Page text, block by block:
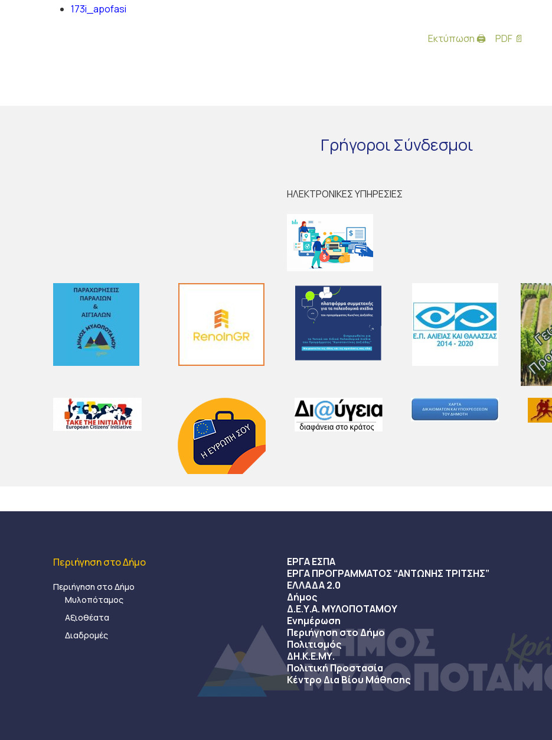
173i_apofasi
Εκτύπωση 🖨 PDF 📄
ΓρήγοροιΣύνδεσμοι
ΗΛΕΚΤΡΟΝΙΚΕΣ ΥΠΗΡΕΣΙΕΣ
Περιήγηση στο Δήμο
Περιήγηση στο Δήμο
Μυλοπόταμος
Αξιοθέατα
Διαδρομές
ΕΡΓΑ ΕΣΠΑ
ΕΡΓΑ ΠΡΟΓΡΑΜΜΑΤΟΣ “ΑΝΤΩΝΗΣ ΤΡΙΤΣΗΣ”
ΕΛΛΑΔΑ 2.0
Δήμος
Δ.Ε.Υ.Α. ΜΥΛΟΠΟΤΑΜΟΥ
Ενημέρωση
Περιήγηση στο Δήμο
Πολιτισμός
ΔΗ.Κ.Ε.ΜΥ.
Πολιτική Προστασία
Κέντρο Δια Βίου Μάθησης